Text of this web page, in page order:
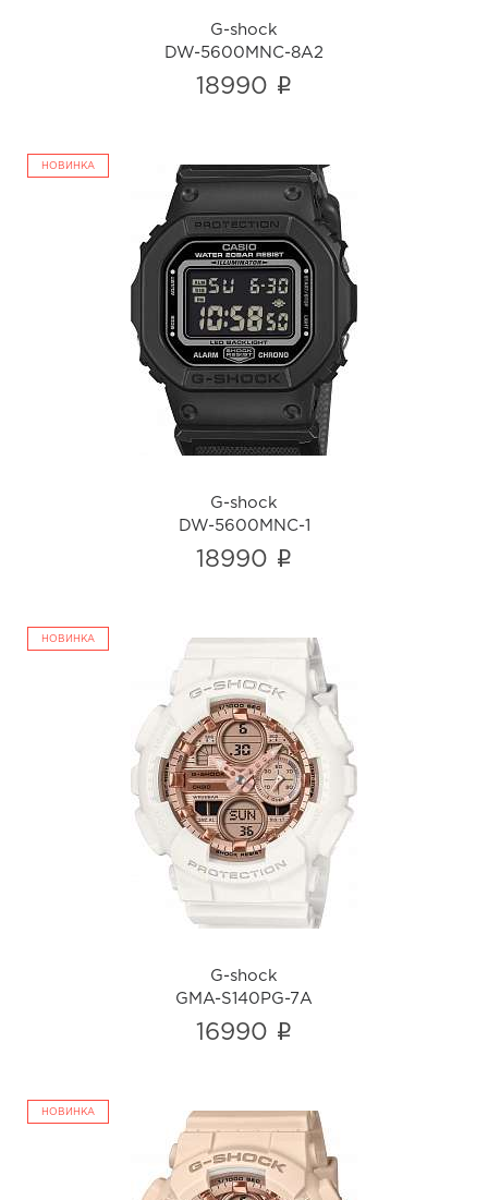
G-shock
DW-5600MNC-8A2
18990 i
НОВИНКА
G-shock
DW-5600MNC-1
i
G-shock
DW-5600MNC-1
18990 i
НОВИНКА
G-shock
GMA-S140PG-7A
i
G-shock
GMA-S140PG-7A
16990 i
НОВИНКА